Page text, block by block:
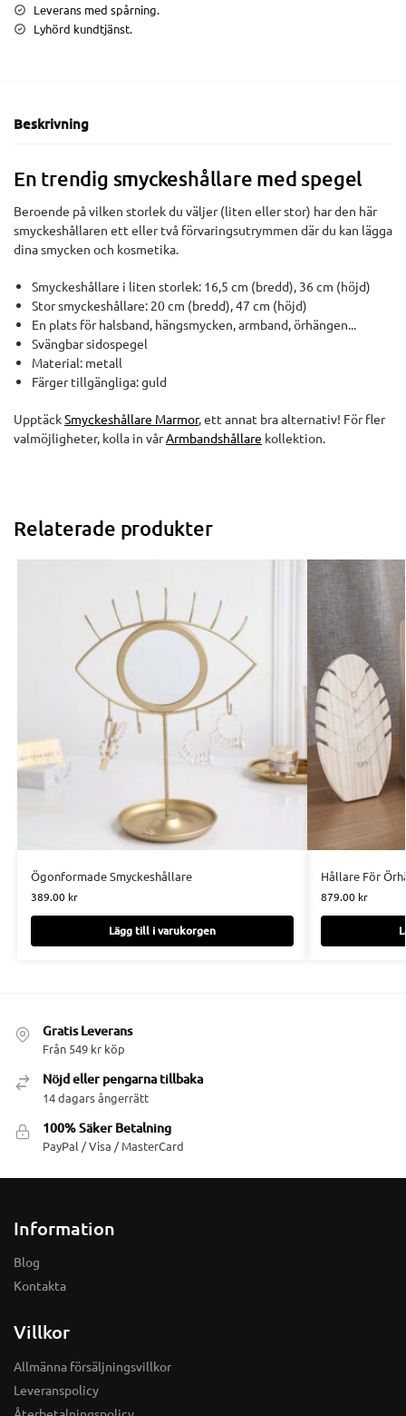
Leverans med spårning.
Lyhörd kundtjänst.
Beskrivning
En trendig smyckeshållare med spegel
Beroende på vilken storlek du väljer (liten eller stor) har den här
smyckeshållaren ett eller två förvaringsutrymmen där du kan lägga
dina smycken och kosmetika.
Smyckeshållare i liten storlek: 16,5 cm (bredd), 36 cm (höjd)
Stor smyckeshållare: 20 cm (bredd), 47 cm (höjd)
En plats för halsband, hängsmycken, armband, örhängen...
Svängbar sidospegel
Material: metall
Färger tillgängliga: guld
UpptäckSmyckeshållare Marmor, ett annat bra alternativ! För fler
valmöjligheter, kolla in vårArmbandshållare kollektion.
Relaterade produkter
Ögonformade Smyckeshållare
389.00 kr
Lägg till i varukorgen
Hållare För
879.00 kr
Gratis Leverans
Från 549 kr köp
Nöjd eller pengarna tillbaka
14 dagars ångerrätt
100% Säker Betalning
PayPal / Visa / MasterCard
Information
Blog
Kontakta
Villkor
Allmänna försäljningsvillkor
Leveranspolicy